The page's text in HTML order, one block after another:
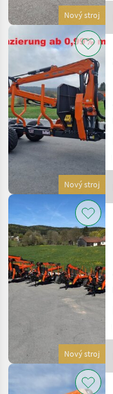
Nový stroj
Nový stroj
Nový stroj